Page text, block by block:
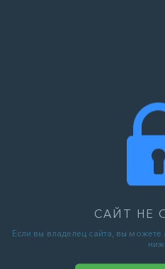
САЙТ НЕ
Если вы владелец сайта, вы